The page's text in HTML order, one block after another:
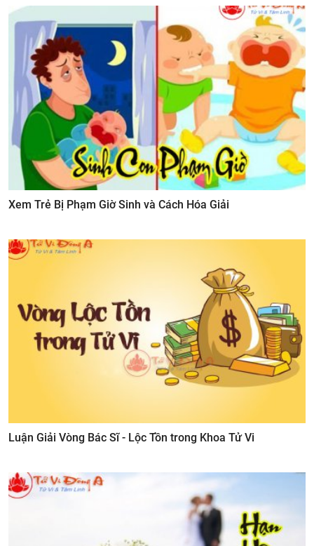
Xem Trẻ Bị Phạm Giờ Sinh và Cách Hóa Giải
Luận Giải Vòng Bác Sĩ - Lộc Tồn trong Khoa Tử Vi